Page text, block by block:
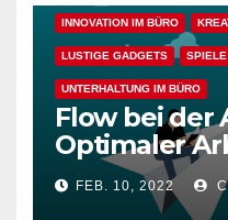
INNOVATION IM BÜRO
LUSTIGE GADGETS SPIELE
UNTERHALTUNG IM BÜRO
Flow bei der
Optimaler
wache
FEB. 10, 2022